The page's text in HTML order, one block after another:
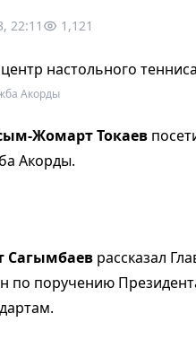
22:11 1,121
Акорды
Жомарт Токаев
Акорды.
Сагымбаев рассказал
по поручению